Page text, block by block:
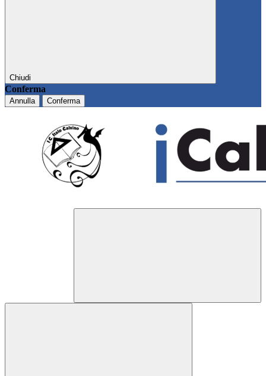
Chiudi
Conferma
Annulla Conferma